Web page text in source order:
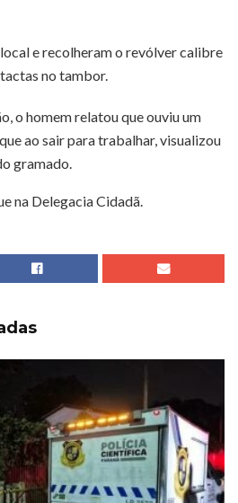
e recolheram o revólver calibre
no tambor.
o homem relatou que ouviu um
ao sair para trabalhar, visualizou
gramado.
na Delegacia Cidadã.